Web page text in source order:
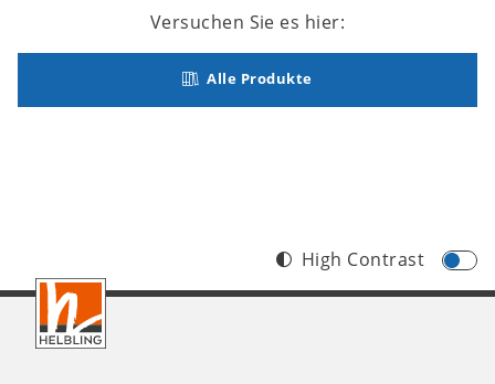
Versuchen Sie es hier:
Alle Produkte
Footer
CH
High Contrast